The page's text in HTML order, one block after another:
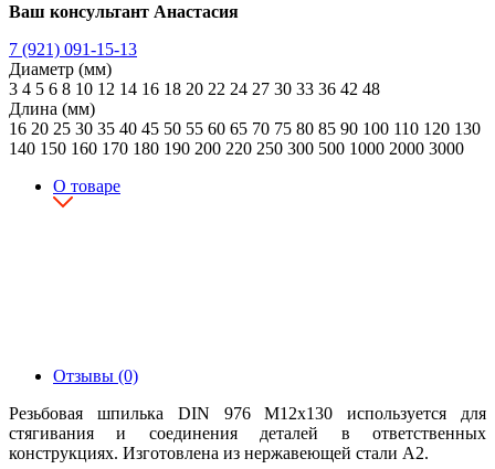
Ваш консультант Анастасия
7 (921) 091-15-13
Диаметр (мм)
3 4 5 6 8 10 12 14 16 18 20 22 24 27 30 33 36 42 48
Длина (мм)
16 20 25 30 35 40 45 50 55 60 65 70 75 80 85 90 100 110 120 130
140 150 160 170 180 190 200 220 250 300 500 1000 2000 3000
О товаре
Отзывы (0)
Резьбовая шпилька DIN 976 М12х130 используется для
стягивания и соединения деталей в ответственных
конструкциях. Изготовлена из нержавеющей стали А2.